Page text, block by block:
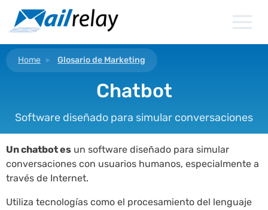
contenido
Home Glosario de Marketing
Chatbot
Software diseñado para simular conversaciones
Un chatbot es un software diseñado para simular
conversaciones con usuarios humanos, especialmente a
través de Internet.
Utiliza tecnologías como el procesamiento del lenguaje